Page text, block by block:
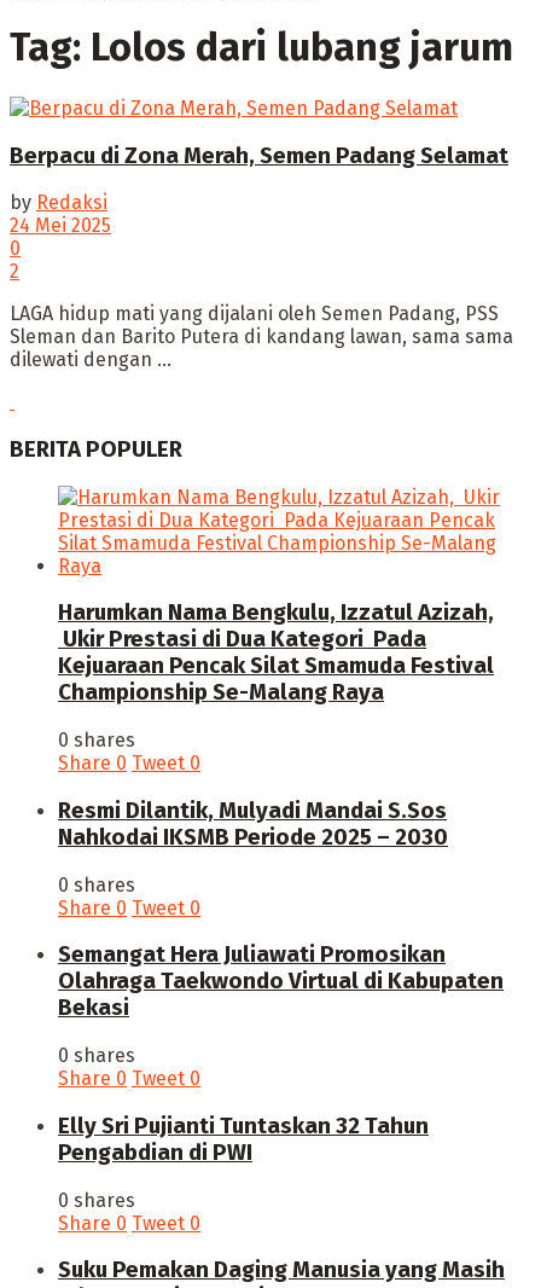
Tag: Lolos dari lubang jarum
Berpacu di Zona Merah, Semen Padang Selamat
by Redaksi
24 Mei 2025
0
2
‎LAGA hidup mati yang dijalani oleh Semen Padang, PSS
Sleman dan Barito Putera di kandang lawan, sama sama
dilewati dengan ...
BERITA POPULER
Harumkan Nama Bengkulu, Izzatul Azizah,
Ukir Prestasi di Dua Kategori Pada
Kejuaraan Pencak Silat Smamuda Festival
Championship Se-Malang Raya
0 shares
Share 0 Tweet 0
Resmi Dilantik, Mulyadi Mandai S.Sos
Nahkodai IKSMB Periode 2025 – 2030
0 shares
Share 0 Tweet 0
Semangat Hera Juliawati Promosikan
Olahraga Taekwondo Virtual di Kabupaten
Bekasi
0 shares
Share 0 Tweet 0
Elly Sri Pujianti Tuntaskan 32 Tahun
Pengabdian di PWI
0 shares
Share 0 Tweet 0
‎Suku Pemakan Daging Manusia yang Masih